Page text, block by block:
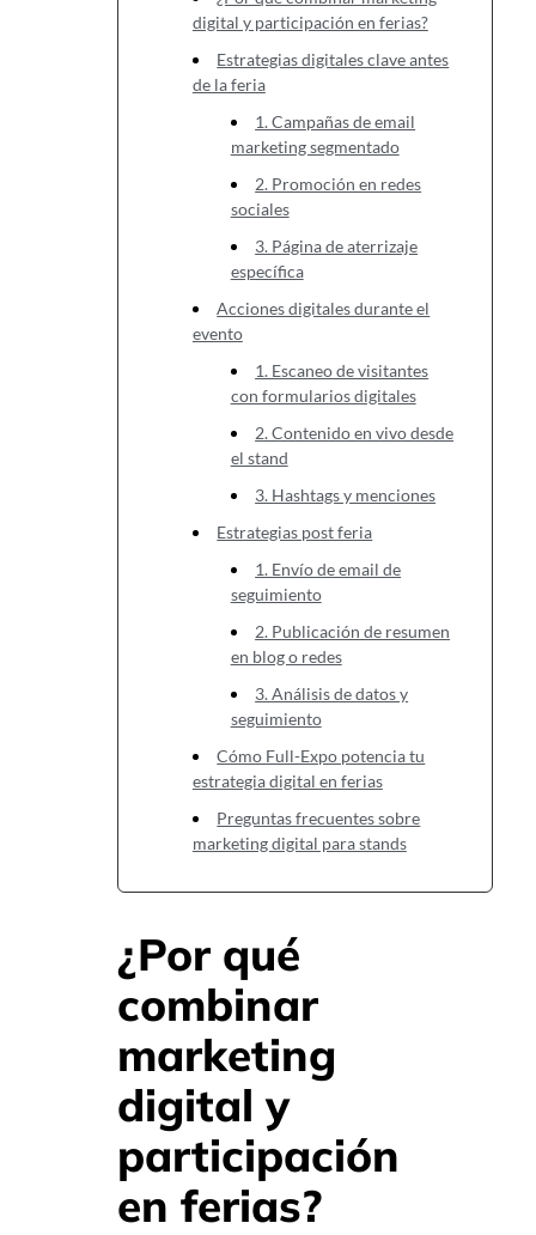
digital y participación en ferias?
Estrategias digitales clave antes
de la feria
1. Campañas de email
marketing segmentado
2. Promoción en redes
sociales
3. Página de aterrizaje
específica
Acciones digitales durante el
evento
1. Escaneo de visitantes
con formularios digitales
2. Contenido en vivo desde
el stand
3. Hashtags y menciones
Estrategias post feria
1. Envío de email de
seguimiento
2. Publicación de resumen
en blog o redes
3. Análisis de datos y
seguimiento
Cómo Full-Expo potencia tu
estrategia digital en ferias
Preguntas frecuentes sobre
marketing digital para stands
¿Por qué
combinar
marketing
digital y
participación
en ferias?